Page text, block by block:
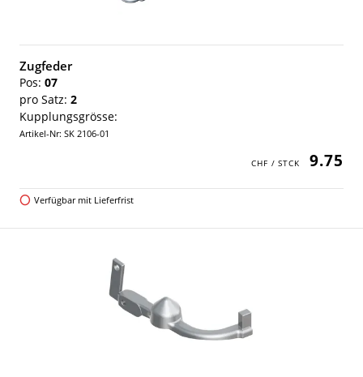
Zugfeder
Pos: 07
pro Satz: 2
Kupplungsgrösse:
Artikel-Nr: SK 2106-01
9.75
Verfügbar mit Lieferfrist